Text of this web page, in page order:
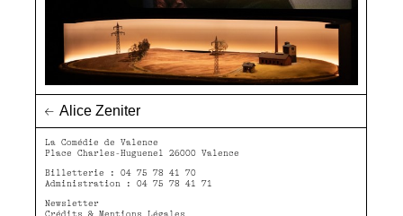
← Alice Zeniter
La Comédie de Valence
Place Charles-Huguenel 26000 Valence
Billetterie : 04 75 78 41 70
Administration : 04 75 78 41 71
Newsletter
Crédits & Mentions Légales